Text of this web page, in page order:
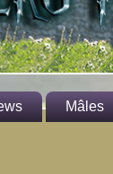
Mâles